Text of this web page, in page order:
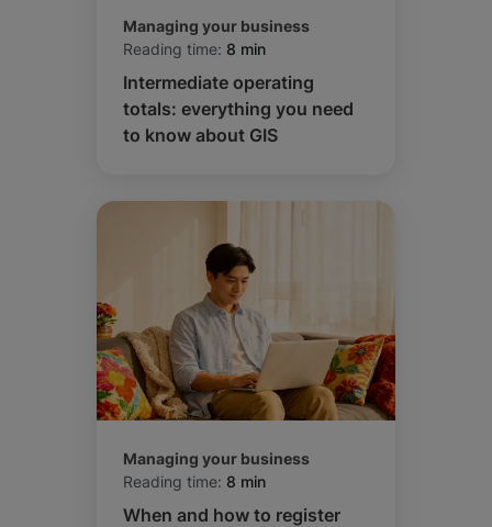
Managing your business
Reading time: 8 min
Intermediate operating
totals: everything you need
to know about GIS
Managing your business
Reading time: 8 min
When and how to register